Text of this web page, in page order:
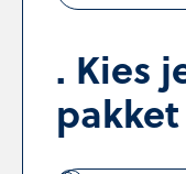
Kies